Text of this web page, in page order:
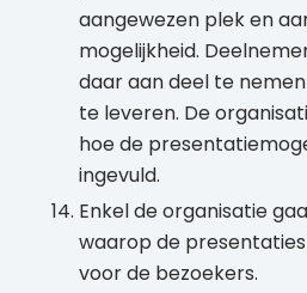
aangewezen plek en
mogelijkheid.
daar aan deel te
te leveren. De
hoe de
ingevuld.
Enkel de organisatie
waarop de
voor de bezoekers.